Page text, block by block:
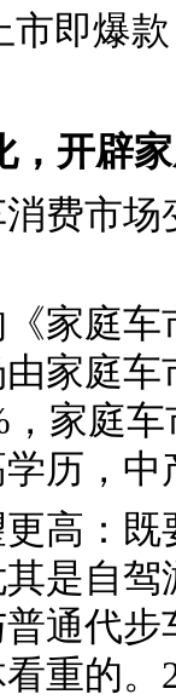
市即爆
，开辟
费市
家庭车
家庭
，家庭
历，中
高：
是自
通代
重的